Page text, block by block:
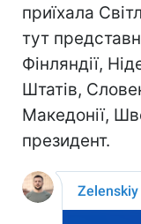
приїхала
тут
Фінляндії,
Штатів,
Македонії,
президент.